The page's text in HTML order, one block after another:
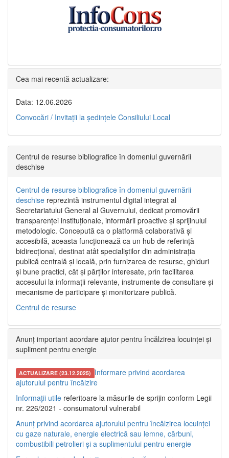
Cea mai recentă actualizare:
Data: 12.06.2026
Convocări / Invitaţii la şedinţele Consiliului Local
Centrul de resurse bibliografice în domeniul guvernării
deschise
Centrul de resurse bibliografice în domeniul guvernării
deschise reprezintă instrumentul digital integrat al
Secretariatului General al Guvernului, dedicat promovării
transparenței instituționale, informării proactive și sprijinului
metodologic. Concepută ca o platformă colaborativă și
accesibilă, aceasta funcționează ca un hub de referință
bidirecțional, destinat atât specialiștilor din administrația
publică centrală și locală, prin furnizarea de resurse, ghiduri
și bune practici, cât și părților interesate, prin facilitarea
accesului la informații relevante, instrumente de consultare și
mecanisme de participare și monitorizare publică.
Centrul de resurse
Anunț important acordare ajutor pentru încălzirea locuinței și
supliment pentru energie
ACTUALIZARE (23.12.2025) Informare privind acordarea
ajutorului pentru încălzire
Informații utile referitoare la măsurile de sprijin conform Legii
nr. 226/2021 - consumatorul vulnerabil
Anunț privind acordarea ajutorului pentru încălzirea locuinței
cu gaze naturale, energie electrică sau lemne, cărbuni,
combustibili petrolieri și a suplimentului pentru energie